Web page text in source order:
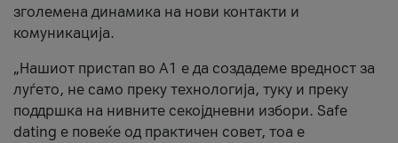
зголемена динамика на нови контакти и
комуникација.
„Нашиот пристап во А1 е да создадеме вредност за
луѓето, не само преку технологија, туку и преку
поддршка на нивните секојдневни избори. Safe
dating е повеќе од практичен совет, тоа е